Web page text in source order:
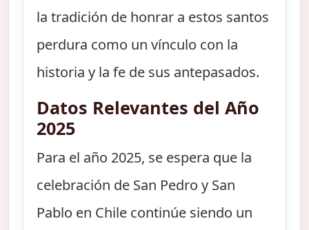
la tradición de honrar a estos santos
perdura como un vínculo con la
historia y la fe de sus antepasados.
Datos Relevantes del Año
2025
Para el año 2025, se espera que la
celebración de San Pedro y San
Pablo en Chile continúe siendo un